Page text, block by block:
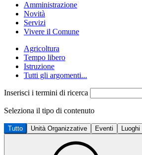
Amministrazione
Novità
Servizi
Vivere il Comune
Agricoltura
Tempo libero
Istruzione
Tutti gli argomenti...
Inserisci i termini di ricerca
Seleziona il tipo di contenuto
Tutto Unità Organizzative Eventi Luoghi